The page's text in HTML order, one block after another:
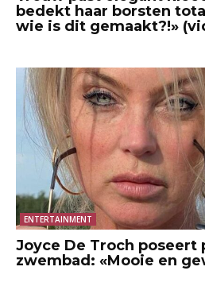
bedekt haar borsten
wie is dit gemaakt?!»
ENTERTAINMENT
Joyce De Troch poseert
zwembad: «Mooie en